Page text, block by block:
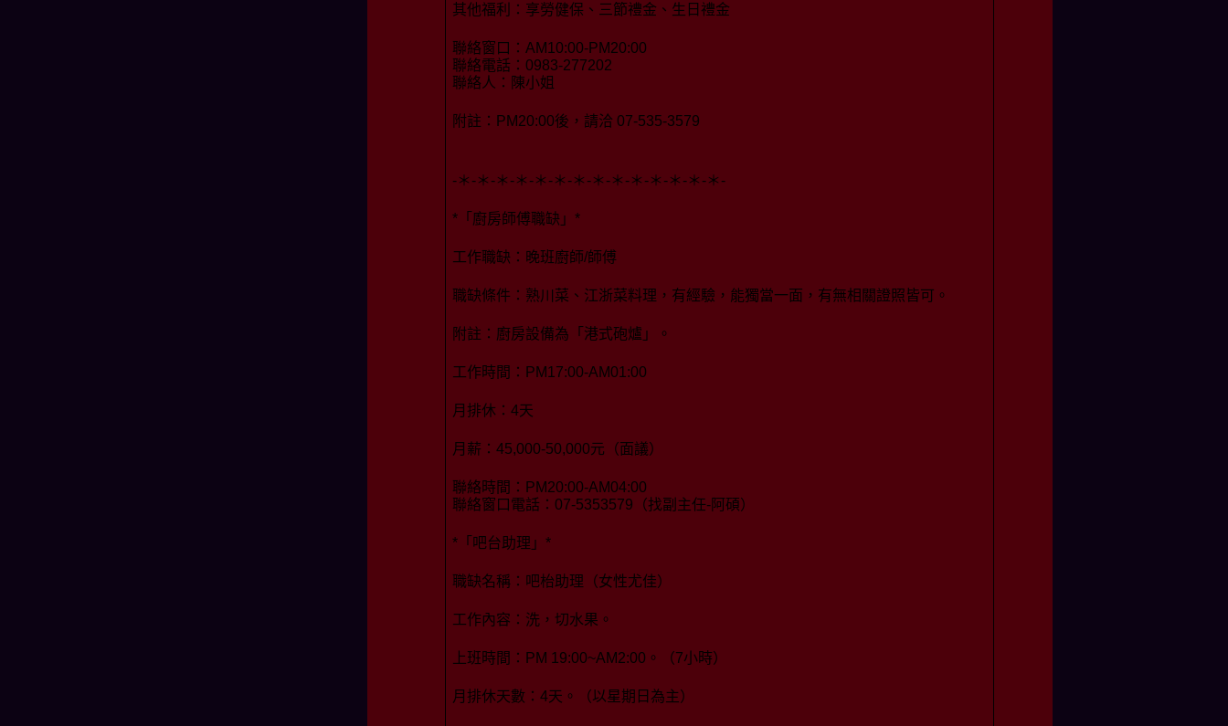
其他福利：享勞健保、三節禮金、生日禮金
聯絡窗口：AM10:00-PM20:00
聯絡電話：0983-277202
聯絡人：陳小姐
附註：PM20:00後，請洽 07-535-3579
-＊-＊-＊-＊-＊-＊-＊-＊-＊-＊-＊-＊-＊-＊-
*「廚房師傅職缺」*
工作職缺：晚班廚師/師傅
職缺條件：熟川菜、江浙菜料理，有經驗，能獨當一面，有無相關證照皆可。
附註：廚房設備為「港式砲爐」。
工作時間：PM17:00-AM01:00
月排休：4天
月薪：45,000-50,000元（面議）
聯絡時間：PM20:00-AM04:00
聯絡窗口電話：07-5353579（找副主任-阿碩）
*「吧台助理」*
職缺名稱：吧枱助理（女性尤佳）
工作內容：洗，切水果。
上班時間：PM 19:00~AM2:00。（7小時）
月排休天數：4天。（以星期日為主）